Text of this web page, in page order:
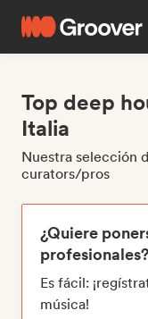
Top deep
Italia
Nuestra selección
curators/pros
¿Quiere
profesionales?
Es fácil:
música!